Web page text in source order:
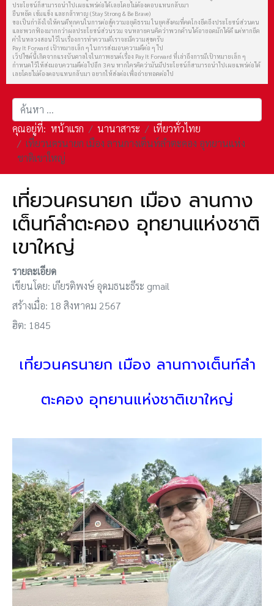
ประโยชน์ก็สามารถนำไปเผยแพร่ต่อได้เลยโดยไม่ต้องตอบแทนกลับมา
ยืนหยัด เข้มแข็ง และกล้าหาญ (Stay Strong & Be Brave)
ขอเป็นกำลังใจให้คนดีทุกคนในการต่อสู้ความอยุติธรรม ในยุคสังคมที่คดโกงยึดถึงประโยชน์ส่วนตน
และพวกฟ้องมากกว่าผลประโยชน์ส่วนรวม จนหลายคนคิดว่าพวกด้านได้อายอดมักได้ดี แต่หากยึด
คำในหลวงสอนไว้ในเรื่องการทำความดีเราจะมีความสุขครับ
Pay It Forward เป้าหมายเล็ก ๆ ในการส่งมอบความดีต่อ ๆ ไป
เว็ปไซต์นี้เกิดจากแรงบันดาลใจในภาพยนต์เรื่อง Pay It Forward ที่เล่าถึงการมีเป้าหมายเล็ก ๆ
กำหนดไว้ให้ส่งมอบความดีต่อไปอีก 3 คน หากใครคิดว่ามันมีประโยชน์ก็สามารถนำไปเผยแพร่ต่อได้
เลยโดยไม่ต้องตอบแทนกลับมา อยากให้ส่งต่อเพื่อถ่ายทอดต่อไป
การค้นหา
คุณอยู่ที่: หน้าแรก นานาสาระ
เที่ยวทั่วไทย
เที่ยวนครนายก เมือง ลานกางเต็นท์ลำตะคอง อุทยานแห่ง
ชาติเขาใหญ่
เที่ยวนครนายก เมือง ลานกาง
เต็นท์ลำตะคอง อุทยานแห่งชาติ
เขาใหญ่
รายละเอียด
เขียนโดย: เกียรติพงษ์ อุดมธนะธีระ gmail
สร้างเมื่อ: 18 สิงหาคม 2567
ฮิต: 1845
เที่ยวนครนายก เมือง ลานกางเต็นท์ลำ
ตะคอง อุทยานแห่งชาติเขาใหญ่